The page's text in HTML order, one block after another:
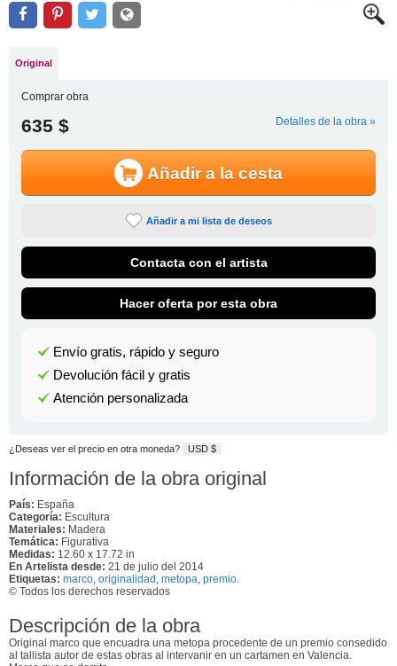
Original
Comprar obra
635 $ Detalles de la obra »
Añadir a la cesta
Añadir a mi lista de deseos
Contacta con el artista
Hacer oferta por esta obra
Envío gratis, rápido y seguro
Devolución fácil y gratis
Atención personalizada
¿Deseas ver el precio en otra moneda? USD $
Información de la obra original
País: España
Categoría: Escultura
Materiales: Madera
Temática: Figurativa
Medidas: 12.60 x 17.72 in
En Artelista desde: 21 de julio del 2014
Etiquetas: marco originalidad metopa premio.
© Todos los derechos reservados
Descripción de la obra
Original marco que encuadra una metopa procedente de un premio consedido
al tallista autor de estas obras al intervanir en un cartamen en Valencia.